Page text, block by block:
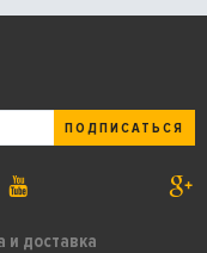
и доставка
ПОДПИСАТЬСЯ